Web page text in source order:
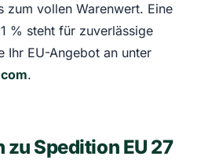
zum vollen Warenwert. Eine
% steht für zuverlässige
Ihr EU-Angebot an unter
.
zu Spedition EU 27